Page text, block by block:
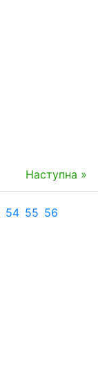
Наступна »
54 55 56